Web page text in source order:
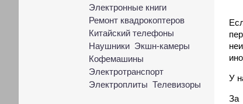
У
За
Электронные книги
Ремонт квадрокоптеров
Китайский телефоны
Наушники Экшн-камеры
Кофемашины
Электротранспорт
Электроплиты Телевизоры